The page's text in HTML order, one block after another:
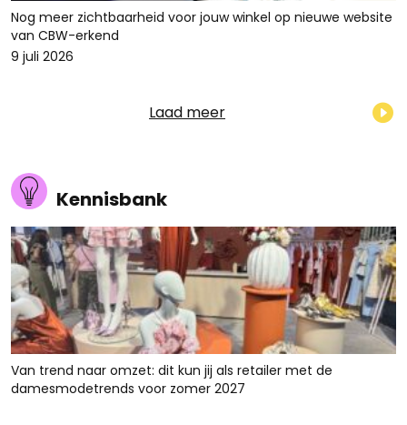
Nog meer zichtbaarheid voor jouw winkel op nieuwe website
van CBW-erkend
9 juli 2026
Laad meer
Kennisbank
Van trend naar omzet: dit kun jij als retailer met de
damesmodetrends voor zomer 2027